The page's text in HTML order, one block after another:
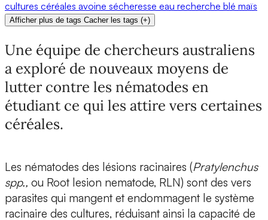
cultures céréales avoine sécheresse eau recherche blé maïs
Afficher plus de tags Cacher les tags (+)
Une équipe de chercheurs australiens
a exploré de nouveaux moyens de
lutter contre les nématodes en
étudiant ce qui les attire vers certaines
céréales.
Les nématodes des lésions racinaires (Pratylenchus
spp., ou Root lesion nematode, RLN) sont des vers
parasites qui mangent et endommagent le système
racinaire des cultures, réduisant ainsi la capacité de